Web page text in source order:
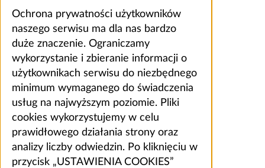
Ochrona prywatności użytkowników
naszego serwisu ma dla nas bardzo
duże znaczenie. Ograniczamy
wykorzystanie i zbieranie informacji o
użytkownikach serwisu do niezbędnego
minimum wymaganego do świadczenia
usług na najwyższym poziomie. Pliki
cookies wykorzystujemy w celu
prawidłowego działania strony oraz
analizy liczby odwiedzin. Po kliknięciu w
przycisk „USTAWIENIA COOKIES”